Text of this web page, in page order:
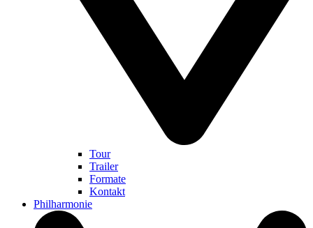
Tour
Trailer
Formate
Kontakt
Philharmonie